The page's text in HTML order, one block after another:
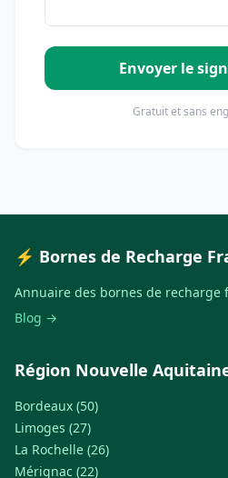
Envoyer le
Gratuit et sans
⚡ Bornes de Recharge
Annuaire des bornes de recharge
Blog →
Région Nouvelle
Bordeaux (50)
Limoges (27)
La Rochelle (26)
Mérignac (22)